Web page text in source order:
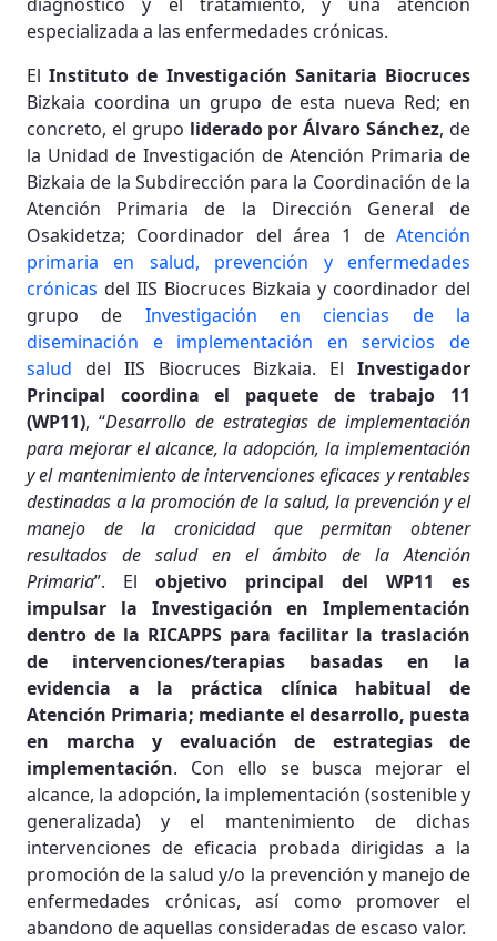
especializada a las enfermedades crónicas.
ElInstituto de Investigación Sanitaria Biocruces
Bizkaia coordina un grupo de esta nueva Red; en
concreto, el grupo liderado por Álvaro Sánchez, de
la Unidad de Investigación de Atención Primaria de
Bizkaia de la Subdirección para la Coordinación de la
Atención Primaria de la Dirección General de
Osakidetza; Coordinador del área 1 de Atención
primaria en salud, prevención y enfermedades
crónicas del IIS Biocruces Bizkaia y coordinador del
grupo de Investigación en ciencias de la
diseminación e implementación en servicios de
salud del IIS Biocruces Bizkaia. El Investigador
Principal coordina el paquete de trabajo 11
(WP11), “Desarrollo de estrategias de implementación
para mejorar el alcance, la adopción, la implementación
y el mantenimiento de intervenciones eficaces y rentables
destinadas a la promoción de la salud, la prevención y el
manejo de la cronicidad que permitan obtener
resultados de salud en el ámbito de la Atención
Primaria”. El objetivo principal del WP11 es
impulsar la Investigación en Implementación
dentro de la RICAPPS para facilitar la traslación
de intervenciones/terapias basadas en la
evidencia a la práctica clínica habitual de
Atención Primaria; mediante el desarrollo, puesta
en marcha y evaluación de estrategias de
implementación. Con ello se busca mejorar el
alcance, la adopción, la implementación (sostenible y
generalizada) y el mantenimiento de dichas
intervenciones de eficacia probada dirigidas a la
promoción de la salud y/o la prevención y manejo de
enfermedades crónicas, así como promover el
abandono de aquellas consideradas de escaso valor.